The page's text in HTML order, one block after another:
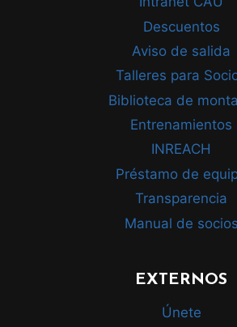
Descuentos
Aviso de salida
Talleres para
Biblioteca de
Entrenamientos
INREACH
Préstamo de
Transparencia
Manual de socios
EXTERNOS
Únete